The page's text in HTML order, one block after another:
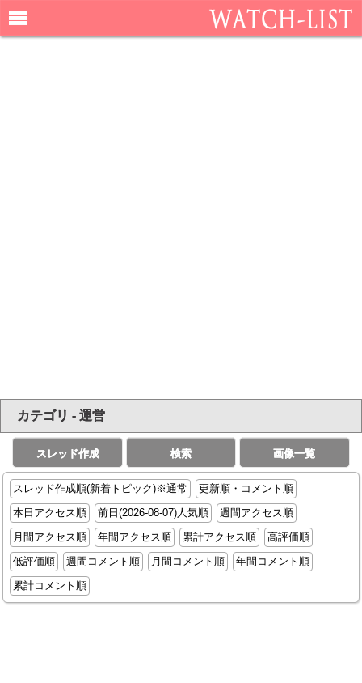
カテゴリ - 運営
スレッド作成 検索 画像一覧
スレッド作成順(新着トピック)※通常
更新順・コメント順
本日アクセス順
前日(2026-08-07)人気順
週間アクセス順
月間アクセス順
年間アクセス順 累計アクセス順
高評価順
低評価順
週間コメント順 月間コメント順
年間コメント順
累計コメント順